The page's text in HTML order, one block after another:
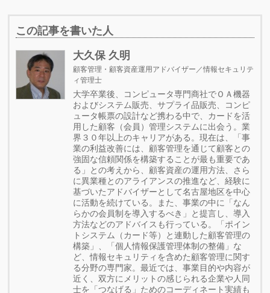
この記事を書いた人
大久保 久明
顧客管理・顧客資産運用アドバイザー／情報セキュリテ
ィ管理士
大学卒業後、コンピュータ専門商社でＯＡ機器
およびシステム販売、サプライ品販売、コンピ
ュータ帳票の設計など携わる中で、カードを活
用した顧客（会員）管理システムに出会う。業
界３０年以上のキャリアがある。現在は、「事
業の利益改善には、顧客管理を通じて顧客との
強固な信頼関係を構築することが最も重要であ
る」との考えから、顧客資産の運用方法、さら
に異業種とのアライアンスの推進など、経験に
基づいたアドバイザーとして名古屋地区を中心
に活動を続けている。また、事業の中に「なん
らかの会員制を導入するべき」と提言し、導入
方法などのアドバイスも行っている。「ポイン
トシステム（カード等）と連動した顧客管理の
構築」、「個人情報保護管理体制の整備」な
ど、情報セキュリティを含めた顧客管理に関す
る分野の専門家。最近では、事業目的や内容が
近く、双方にメリットの感じられる企業や人同
士を「つなげる」ためのコーディネート実績も